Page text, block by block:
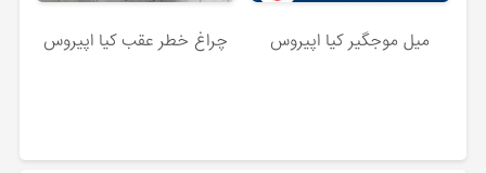
میل موجگیر کیا اپیروس چراغ خطر عقب کیا اپیروس